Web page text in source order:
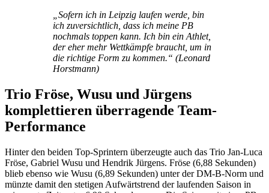
„Sofern ich in Leipzig laufen werde, bin
ich zuversichtlich, dass ich meine PB
nochmals toppen kann. Ich bin ein Athlet,
der eher mehr Wettkämpfe braucht, um in
die richtige Form zu kommen.“ (Leonard
Horstmann)
Trio Fröse, Wusu und Jürgens
komplettieren überragende Team-
Performance
Hinter den beiden Top-Sprintern überzeugte auch das Trio Jan-Luca
Fröse, Gabriel Wusu und Hendrik Jürgens. Fröse (6,88 Sekunden)
blieb ebenso wie Wusu (6,89 Sekunden) unter der DM-B-Norm und
münzte damit den stetigen Aufwärtstrend der laufenden Saison in